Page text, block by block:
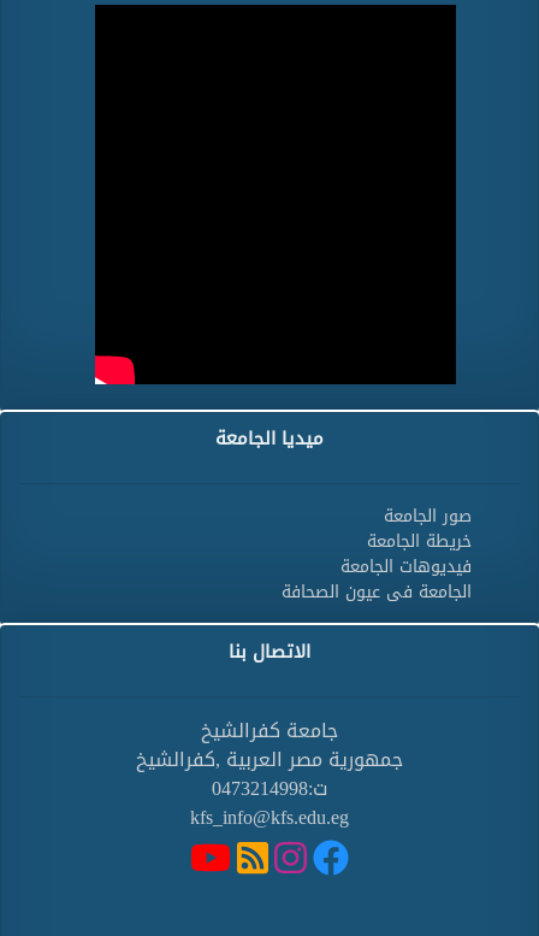
ميديا الجامعة
صور الجامعة
خريطة الجامعة
فيديوهات الجامعة
الجامعة فى عيون الصحافة
الاتصال بنا
جامعة كفرالشيخ
جمهورية مصر العربية ,كفرالشيخ
ت:0473214998
kfs_info@kfs.edu.eg